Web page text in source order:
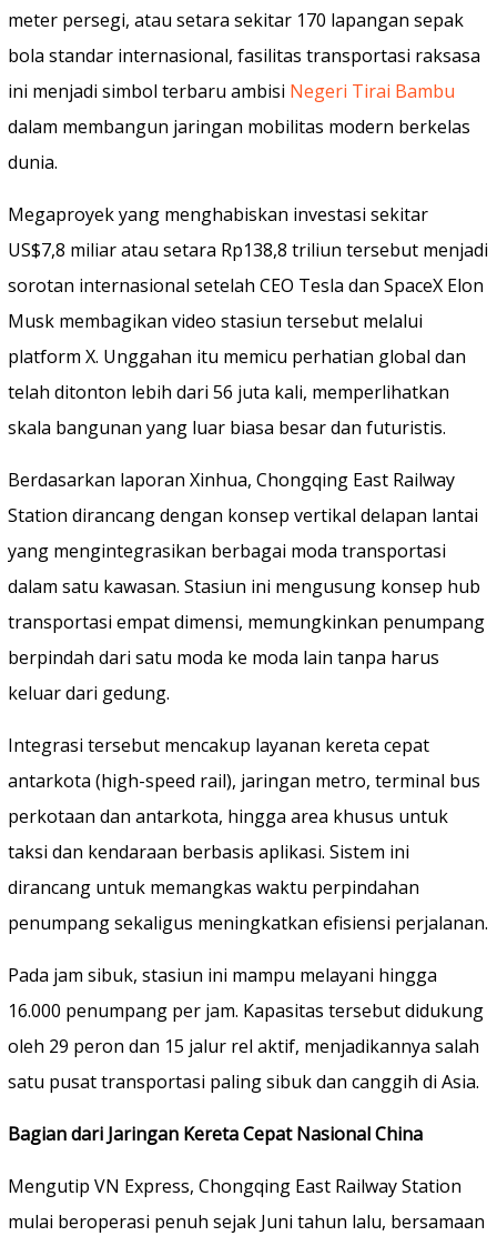
meter persegi, atau setara sekitar 170 lapangan sepak
bola standar internasional, fasilitas transportasi raksasa
ini menjadi simbol terbaru ambisi Negeri Tirai Bambu
dalam membangun jaringan mobilitas modern berkelas
dunia.
Megaproyek yang menghabiskan investasi sekitar
US$7,8 miliar atau setara Rp138,8 triliun tersebut menjadi
sorotan internasional setelah CEO Tesla dan SpaceX Elon
Musk membagikan video stasiun tersebut melalui
platform X. Unggahan itu memicu perhatian global dan
telah ditonton lebih dari 56 juta kali, memperlihatkan
skala bangunan yang luar biasa besar dan futuristis.
Berdasarkan laporan Xinhua, Chongqing East Railway
Station dirancang dengan konsep vertikal delapan lantai
yang mengintegrasikan berbagai moda transportasi
dalam satu kawasan. Stasiun ini mengusung konsep hub
transportasi empat dimensi, memungkinkan penumpang
berpindah dari satu moda ke moda lain tanpa harus
keluar dari gedung.
Integrasi tersebut mencakup layanan kereta cepat
antarkota (high-speed rail), jaringan metro, terminal bus
perkotaan dan antarkota, hingga area khusus untuk
taksi dan kendaraan berbasis aplikasi. Sistem ini
dirancang untuk memangkas waktu perpindahan
penumpang sekaligus meningkatkan efisiensi perjalanan.
Pada jam sibuk, stasiun ini mampu melayani hingga
16.000 penumpang per jam. Kapasitas tersebut didukung
oleh 29 peron dan 15 jalur rel aktif, menjadikannya salah
satu pusat transportasi paling sibuk dan canggih di Asia.
Bagian dari Jaringan Kereta Cepat Nasional China
Mengutip VN Express, Chongqing East Railway Station
mulai beroperasi penuh sejak Juni tahun lalu, bersamaan